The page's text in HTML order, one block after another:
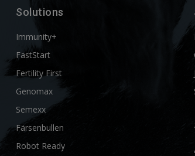
Solutions
Immunity+
FastStart
Fertility First
Genomax
Semexx
Färsenbullen
Robot Ready